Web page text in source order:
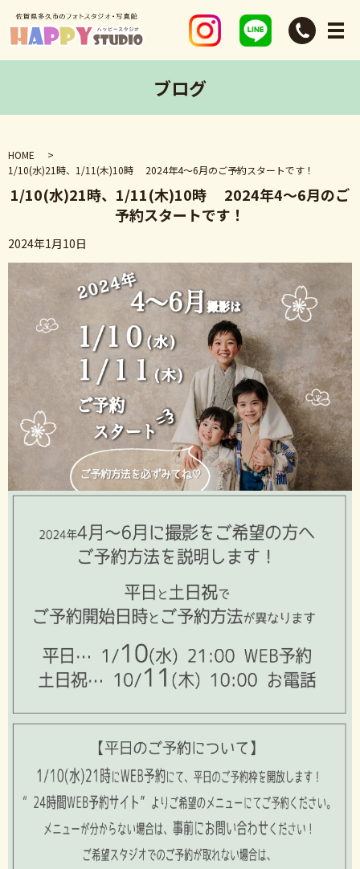
ブログ
HOME
1/10(水)21時、1/11(木)10時 2024年4〜6月のご予約スタートです！
1/10(水)21時、1/11(木)10時 2024年4〜6月のご
予約スタートです！
2024年1月10日